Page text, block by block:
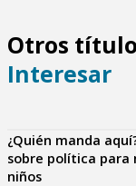
Otros
Interesar
¿Quién manda
sobre política para
niños